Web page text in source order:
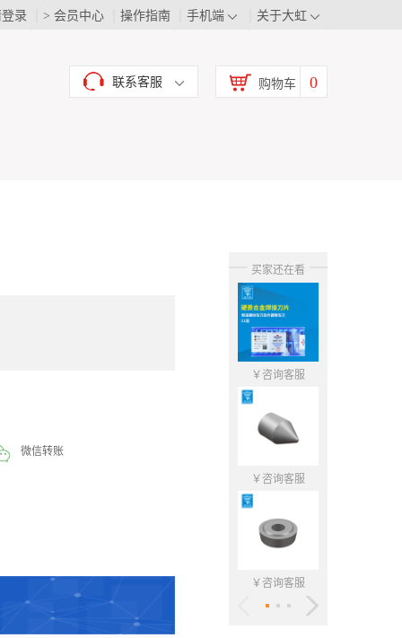
录 > 会员中心 操作指南 手机端 关于大虹
联系客服 购物车 0
微信转账
买家还在看
￥咨询客服
￥咨询客服
￥咨询客服